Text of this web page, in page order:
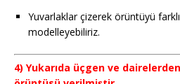
Yuvarlaklar çizerek örüntüyü
modelleyebiliriz.
4) Yukarıda üçgen ve